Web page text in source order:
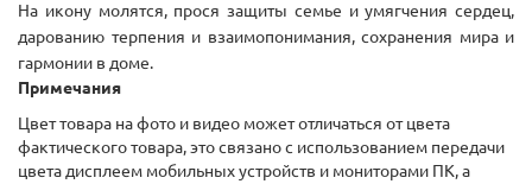
На икону молятся, прося защиты семье и умягчения сердец,
дарованию терпения и взаимопонимания, сохранения мира и
гармонии в доме.
Примечания
Цвет товара на фото и видео может отличаться от цвета
фактического товара, это связано с использованием передачи
цвета дисплеем мобильных устройств и мониторами ПК, а